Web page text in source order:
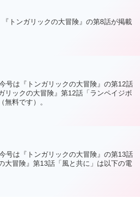
トンガリックの大冒険』の第8話が掲載
号は『トンガリックの大冒険』の第12話
リックの大冒険』第12話「ランペイジボ
料です）。
号は『トンガリックの大冒険』の第13話
大冒険』第13話「風と共に」は以下の電